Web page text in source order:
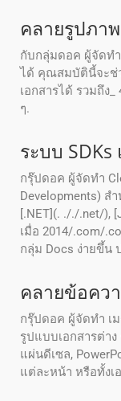
คลายรูปภา
กับกลุ่มดอค ผู้จัดทํ
ได้ คุณสมบัตินี้จะช่
เอกสารได้ รวมถึง
ๆ.
ระบบ
กรุ๊ปดอค ผู้จัดทํา
Developments)
[.NET](. ././.net/),
เมื่อ 2014/.com/
กลุ่ม Docs ง่ายขึ้น
คลายข้อคว
กรุ๊ปดอค ผู้จัดทํา เ
รูปแบบเอกสารต่าง
แผ่นดีเซล,
แต่ละหน้า หรือทั้งเ